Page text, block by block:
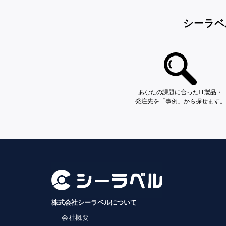
シーラ
あなたの課題に合ったIT製品・
発注先を「事例」から探せます。
株式会社シーラベルについて
会社概要